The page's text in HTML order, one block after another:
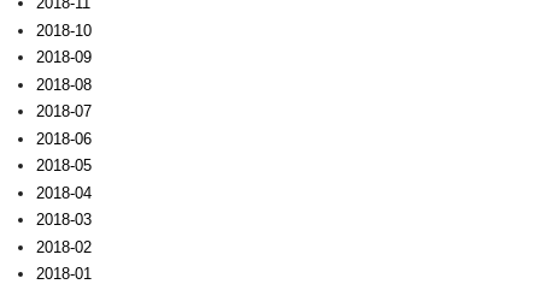
2018-10
2018-09
2018-08
2018-07
2018-06
2018-05
2018-04
2018-03
2018-02
2018-01